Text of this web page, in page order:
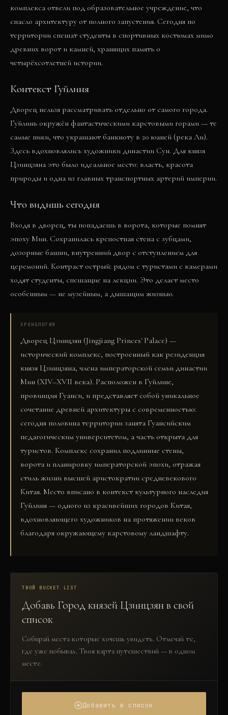
комплекса отвели под образовательное учреждение, что
спасло архитектуру от полного запустения. Сегодня по
территории спешат студенты в спортивных костюмах мимо
древних ворот и камней, хранящих память о
четырёхсотлетней истории.
Контекст Гуйлиня
Дворец нельзя рассматривать отдельно от самого города.
Гуйлинь окружён фантастическими карстовыми горами — те
самые пики, что украшают банкноту в 20 юаней (река Ли).
Здесь вдохновлялись художники династии Сун. Для князя
Цзинцзяна это было идеальное место: власть, красота
природы и одна из главных транспортных артерий империи.
Что видишь сегодня
Входя в дворец, ты попадаешь в ворота, которые помнят
эпоху Мин. Сохранилась крепостная стена с зубцами,
дозорные башни, внутренний двор с отступлением для
церемоний. Контраст острый: рядом с туристами с камерами
ходят студенты, спешащие на лекции. Это делает место
особенным — не музейным, а дышащим жизнью.
ХРОНОЛОГИЯ
Дворец Цзинцзян (Jingjiang Princes' Palace) —
исторический комплекс, построенный как резиденция
князя Цзинцзяна, члена императорской семьи династии
Мин (XIV–XVII века). Расположен в Гуйлине,
провинция Гуанси, и представляет собой уникальное
сочетание древней архитектуры с современностью:
сегодня половина территории занята Гуансийским
педагогическим университетом, а часть открыта для
туристов. Комплекс сохранил подлинные стены,
ворота и планировку императорской эпохи, отражая
стиль жизни высшей аристократии средневекового
Китая. Место вписано в контекст культурного наследия
Гуйлиня — одного из красивейших городов Китая,
вдохновляющего художников на протяжении веков
благодаря окружающему карстовому ландшафту.
ТВОЙ BUCKET LIST
Добавь Город князей Цзинцзянв свой
список
Собирай места которые хочешь увидеть. Отмечай те,
где уже побывал. Твоя карта путешествий — в одном
месте.
Добавить в список